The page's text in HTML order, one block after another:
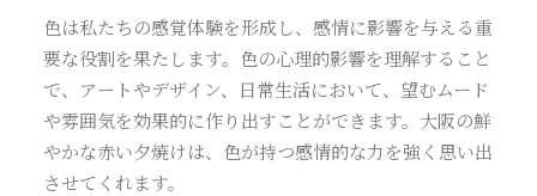
色は私たちの感覚体験を形成し、感情に影響を与える重
要な役割を果たします。色の心理的影響を理解すること
で、アートやデザイン、日常生活において、望むムード
や雰囲気を効果的に作り出すことができます。大阪の鮮
やかな赤い夕焼けは、色が持つ感情的な力を強く思い出
させてくれます。